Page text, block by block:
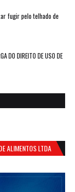
fugir pelo telhado de
DO DIREITO DE USO DE
ALIMENTOS LTDA